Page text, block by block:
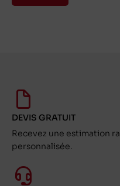
DEVIS GRATUIT
Recevez une estimation
personnalisée.